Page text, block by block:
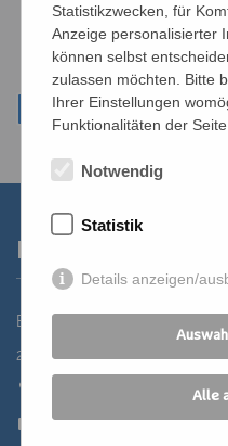
Bildungszentrum St.
2700 Wiener Neustadt,
02622 29131-5040
Statistikzwecken, für
Anzeige personalisierter
können selbst
zulassen möchten. Bitte
Ihrer Einstellungen
Funktionalitäten der
Notwendig
Statistik
Details anzeigen/
Alle